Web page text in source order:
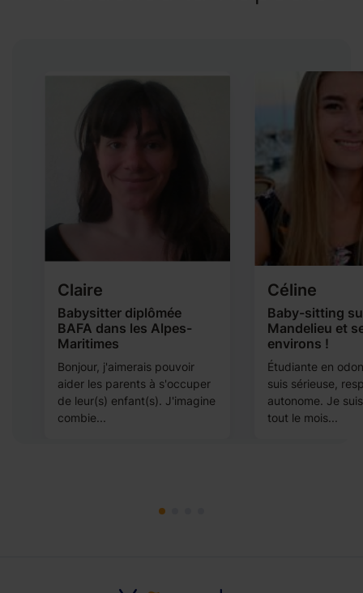
Claire
Babysitter diplômée
BAFA dans les Alpes-
Maritimes
Bonjour, j'aimerais pouvoir
aider les parents à s'occuper
de leur(s) enfant(s). J'imagine
combie...
Céline
Baby-sitting
Mandelieu et
environs !
Étudiante en
suis sérieuse,
autonome. Je
tout le mois...